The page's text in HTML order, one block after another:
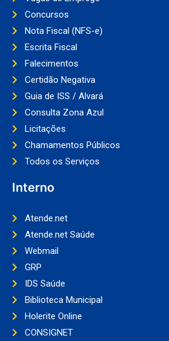
Concursos
Nota Fiscal (NFS-e)
Escrita Fiscal
Falecimentos
Certidão Negativa
Guia de ISS / Alvará
Consulta Zona Azul
Licitações
Chamamentos Públicos
Todos os Serviços
Interno
Atende.net
Atende.net Saúde
Webmail
GRP
IDS Saúde
Biblioteca Municipal
Holerite Online
CONSIGNET